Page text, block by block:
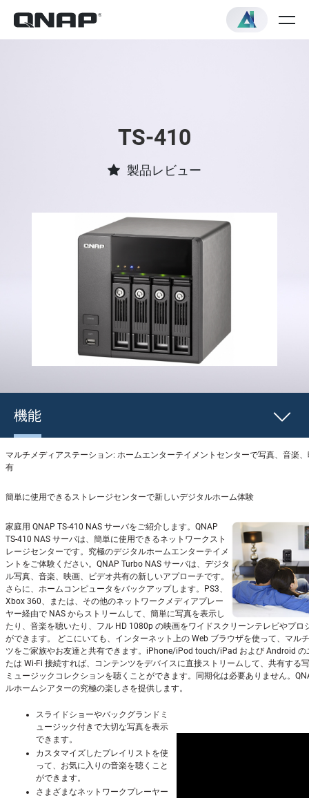
TS-410
製品レビュー
機能
マルチメディアステーション: ホームエンターテイメントセンターで写真、音楽
有
簡単に使用できるストレージセンターで新しいデジタルホーム体験
家庭用 QNAP TS-410 NAS サーバをご紹介します。QNAP
TS-410 NAS サーバは、簡単に使用できるネットワークスト
レージセンターです。究極のデジタルホームエンターテイメ
ントをご体験ください。QNAP Turbo NAS サーバは、デジタ
ル写真、音楽、映画、ビデオ共有の新しいアプローチです。
さらに、ホームコンピュータをバックアップします。PS3、
Xbox 360、または、その他のネットワークメディアプレー
ヤー経由で NAS からストリームして、簡単に写真を表示し
たり、音楽を聴いたり、フル HD 1080p の映画をワイドスクリーンテレビやプロ
ができます。 どこにいても、インターネット上の Web ブラウザを使って、マル
ツをご家族やお友達と共有できます。iPhone/iPod touch/iPad および Android の
たは Wi-Fi 接続すれば、コンテンツをデバイスに直接ストリームして、共有する
ミュージックコレクションを聴くことができます。同期化は必要ありません。
ルホームシアターの究極の楽しさを提供します。
スライドショーやバックグランドミ
ュージック付きで大切な写真を表示
できます。
カスタマイズしたプレイリストを使
って、お気に入りの音楽を聴くこと
ができます。
さまざまなネットワークプレーヤー